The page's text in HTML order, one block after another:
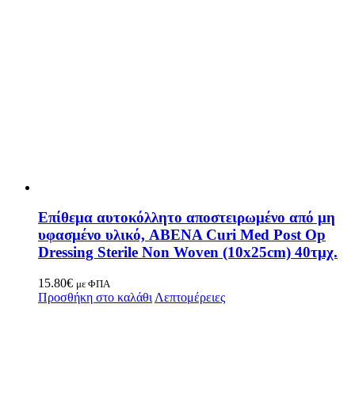
Επίθεμα αυτοκόλλητο αποστειρωμένο από μη
υφασμένο υλικό, ABENA Curi Med Post Op
Dressing Sterile Non Woven (10x25cm) 40τμχ.
15.80€ με ΦΠΑ
Προσθήκη στο καλάθι Λεπτομέρειες